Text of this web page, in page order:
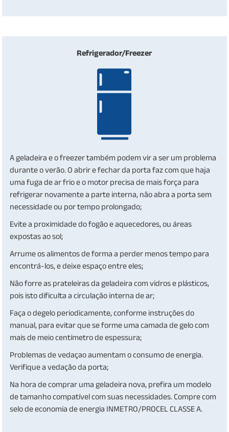
Refrigerador/Freezer
A geladeira e o freezer também podem vir a ser um problema
durante o verão. O abrir e fechar da porta faz com que haja
uma fuga de ar frio e o motor precisa de mais força para
refrigerar novamente a parte interna, não abra a porta sem
necessidade ou por tempo prolongado;
Evite a proximidade do fogão e aquecedores, ou áreas
expostas ao sol;
Arrume os alimentos de forma a perder menos tempo para
encontrá-los, e deixe espaço entre eles;
Não forre as prateleiras da geladeira com vidros e plásticos,
pois isto dificulta a circulação interna de ar;
Faça o degelo periodicamente, conforme instruções do
manual, para evitar que se forme uma camada de gelo com
mais de meio centímetro de espessura;
Problemas de vedaçao aumentam o consumo de energia.
Verifique a vedação da porta;
Na hora de comprar uma geladeira nova, prefira um modelo
de tamanho compatível com suas necessidades. Compre com
selo de economia de energia INMETRO/PROCEL CLASSE A.